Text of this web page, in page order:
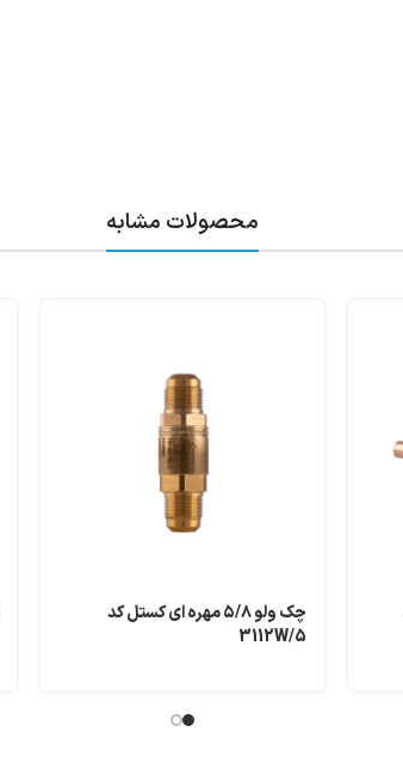
محصولات مشابه
چک ولو ۵/۸ مهره ای کستل کد
3112W/5